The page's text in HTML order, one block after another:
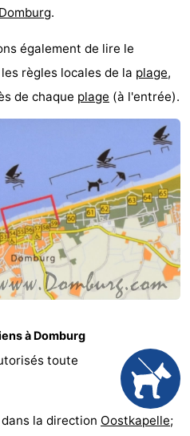
Domburg.
également de lire le
règles locales de la plage,
de chaque plage (à l'entrée).
à Domburg
toute
dans la direction Oostkapelle;